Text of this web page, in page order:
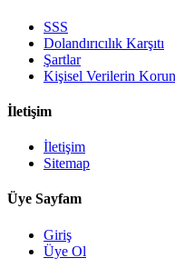
SSS
Dolandırıcılık Karşıtı
Şartlar
Kişisel Verilerin
İletişim
İletişim
Sitemap
Üye Sayfam
Giriş
Üye Ol